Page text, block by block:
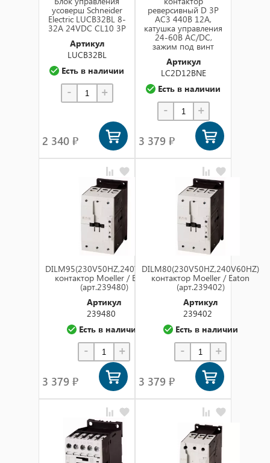
усоверш Schneider
Electric LUCB32BL 8-
32A 24VDC CL10 3P
Артикул
LUCB32BL
Есть в наличии
- +
2 340 ₽
реверсивный D 3P
AC3 440В 12A,
катушка управления
24-60В AC/DC,
зажим под винт
Артикул
LC2D12BNE
Есть в наличии
- +
3 379 ₽
DILM95(230V50HZ,240V60HZ)
контактор Moeller / Eaton
(арт.239480)
Артикул
239480
Есть в наличии
- +
3 379 ₽
DILM80(230V50HZ,240V60HZ)
контактор Moeller / Eaton
(арт.239402)
Артикул
239402
Есть в наличии
- +
3 379 ₽